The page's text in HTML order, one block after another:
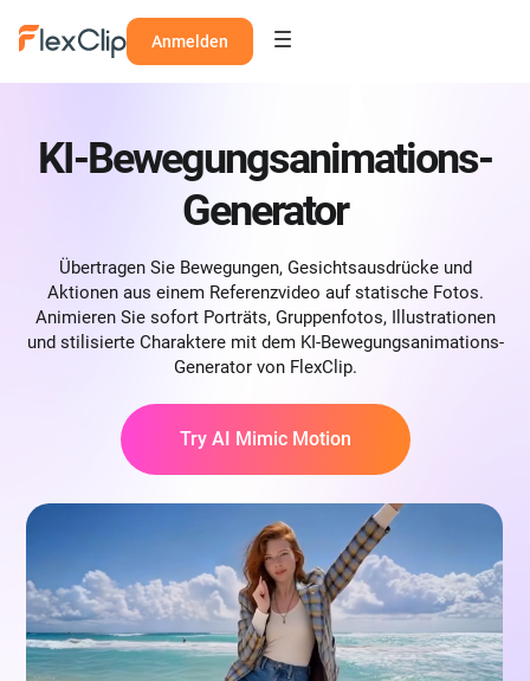
Anmelden
KI-Bewegungsanimations-
Generator
Übertragen Sie Bewegungen, Gesichtsausdrücke und
Aktionen aus einem Referenzvideo auf statische Fotos.
Animieren Sie sofort Porträts, Gruppenfotos, Illustrationen
und stilisierte Charaktere mit dem KI-Bewegungsanimations-
Generator von FlexClip.
Try AI Mimic Motion